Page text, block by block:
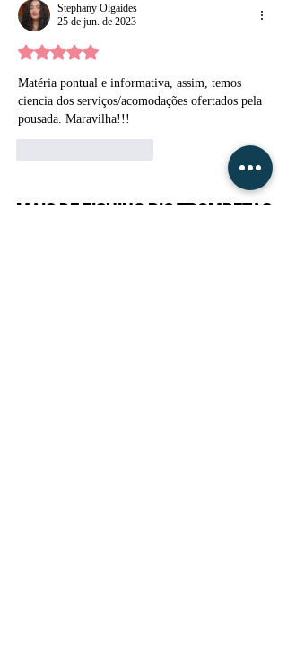
Stephany Olgaides
25 de jun. de 2023
Avaliado com 5 de 5 estrelas.
Matéria pontual e informativa, assim, temos
ciencia dos serviços/acomodações ofertados pela
pousada. Maravilha!!!
MAIS DE FISHING RIO TROMBETAS